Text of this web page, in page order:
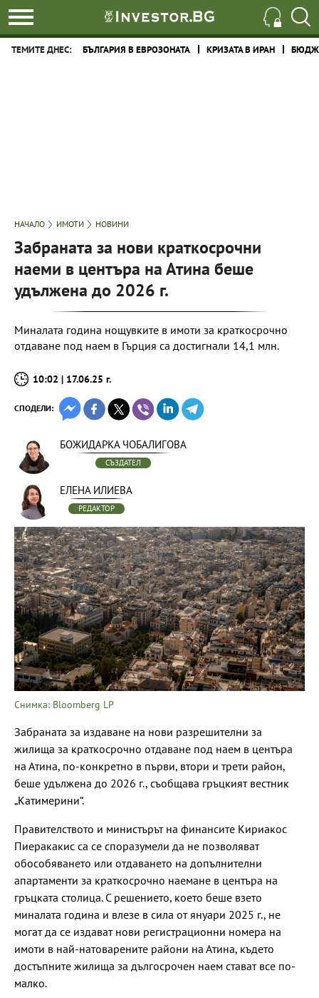
ТЕМИТЕ ДНЕС: БЪЛГАРИЯ В ЕВРОЗОНАТА КРИЗАТА В ИРАН
НАЧАЛО ИМОТИ НОВИНИ
Забраната за нови краткосрочни
наеми в центъра на Атина беше
удължена до 2026 г.
Миналата година нощувките в имоти за краткосрочно
отдаване под наем в Гърция са достигнали 14,1 млн.
10:02 | 17.06.25 г.
СПОДЕЛИ:
БОЖИДАРКА ЧОБАЛИГОВА
СЪЗДАТЕЛ
ЕЛЕНА ИЛИЕВА
РЕДАКТОР
Снимка: Bloomberg LP
Забраната за издаване на нови разрешителни за
жилища за краткосрочно отдаване под наем в центъра
на Атина, по-конкретно в първи, втори и трети район,
беше удължена до 2026 г., съобщава гръцкият вестник
„Катимерини“.
Правителството и министърът на финансите Кириакос
Пиеракакис са се споразумели да не позволяват
обособяването или отдаването на допълнителни
апартаменти за краткосрочно наемане в центъра на
гръцката столица. С решението, което беше взето
миналата година и влезе в сила от януари 2025 г., не
могат да се издават нови регистрационни номера на
имоти в най-натоварените райони на Атина, където
достъпните жилища за дългосрочен наем стават все по-
малко.